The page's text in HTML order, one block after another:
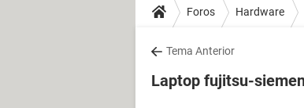
Foros Hardware
Tema Anterior
Laptop fujitsu-